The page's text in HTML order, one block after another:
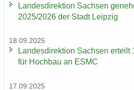
Lan­des­di­rek­ti­on Sach­sen
2025/2026 der Stadt Leip­zig
18.09.2025
Lan­des­di­rek­ti­on Sach­sen er­teilt
für Hoch­bau an ESMC
17.09.2025